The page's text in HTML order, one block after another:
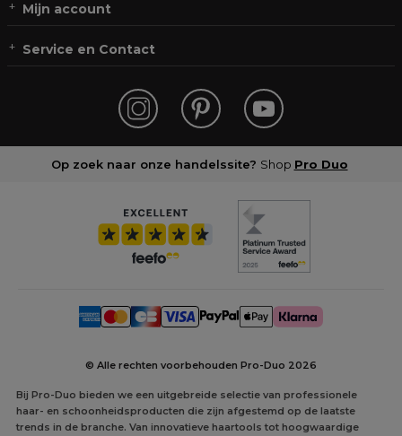
Mijn account
Service en Contact
Op zoek naar onze handelssite? Shop Pro Duo
© Alle rechten voorbehouden Pro-Duo 2026
Bij Pro-Duo bieden we een uitgebreide selectie van professionele
haar- en schoonheidsproducten die zijn afgestemd op de laatste
trends in de branche. Van innovatieve haartools tot hoogwaardige